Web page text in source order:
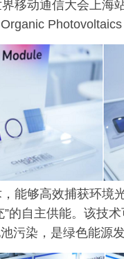
移动通信大会上
能够高效捕获环境
的自主供能。该技
污染，是绿色能源